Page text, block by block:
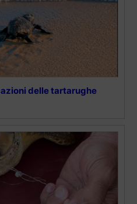
delle tartarughe